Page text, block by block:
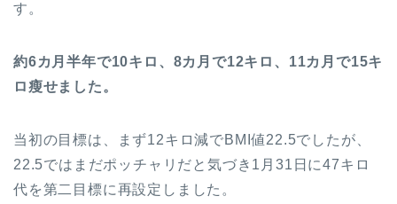
す。
約6カ月半年で10キロ、8カ月で12キロ、11カ月で15キ
ロ瘦せました。
当初の目標は、まず12キロ減でBMI値22.5でしたが、
22.5ではまだポッチャリだと気づき1月31日に47キロ
代を第二目標に再設定しました。